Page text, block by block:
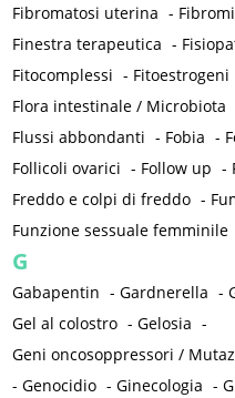
Fibromatosi uterina -
Finestra terapeutica -
Fitocomplessi - Fitoestrogeni
Flora intestinale / Microbiota
Flussi abbondanti - Fobia -
Follicoli ovarici - Follow up -
Freddo e colpi di freddo -
Funzione sessuale femminile
G
Gabapentin -Gardnerella -
Gel al colostro -Gelosia -
Geni oncosoppressori /
-Genocidio -Ginecologia -